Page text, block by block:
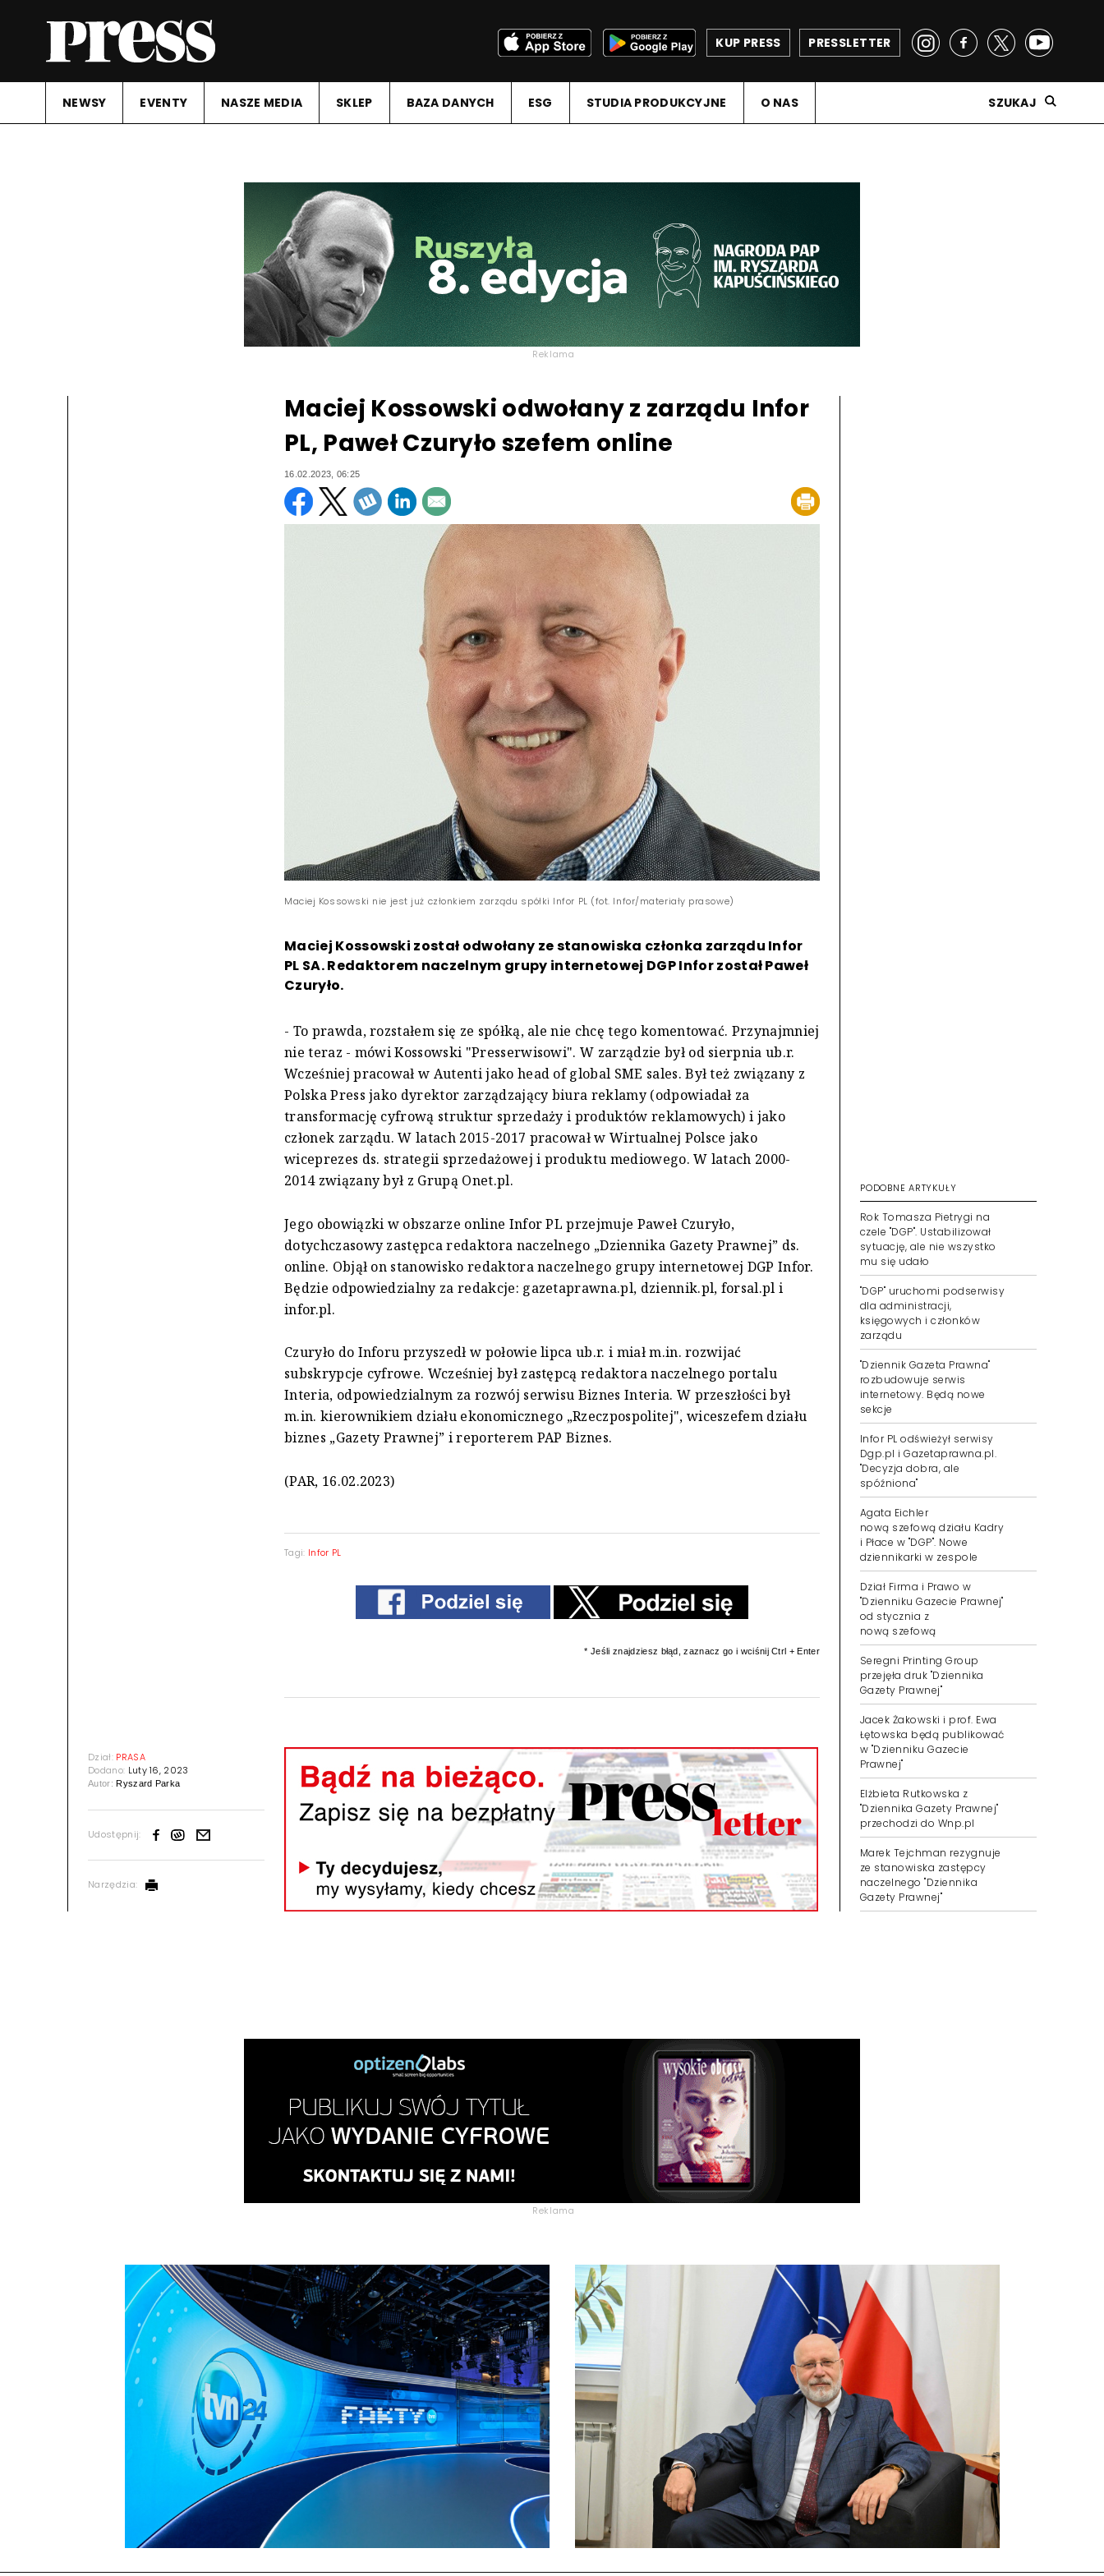
PRESSLETTER
KUP PRESS
NEWSY EVENTY NASZE MEDIA SKLEP BAZA DANYCH ESG STUDIA PRODUKCYJNE O NAS SZUKAJ
Reklama
Dział: PRASA
Dodano: Luty 16, 2023
Autor:Ryszard Parka
Udostępnij:
Narzędzia:
Maciej Kossowski odwołany z zarządu Infor
PL, Paweł Czuryło szefem online
16.02.2023, 06:25
Maciej Kossowski nie jest już członkiem zarządu spółki Infor PL (fot. Infor/materiały prasowe)
Maciej Kossowski został odwołany ze stanowiska członka zarządu Infor
PL SA. Redaktorem naczelnym grupy internetowej DGP Infor został Paweł
Czuryło.
- To prawda, rozstałem się ze spółką, ale nie chcę tego komentować. Przynajmniej
nie teraz - mówi Kossowski "Presserwisowi". W zarządzie był od sierpnia ub.r.
Wcześniej pracował w Autenti jako head of global SME sales. Był też związany z
Polska Press jako dyrektor zarządzający biura reklamy (odpowiadał za
transformację cyfrową struktur sprzedaży i produktów reklamowych) i jako
członek zarządu. W latach 2015-2017 pracował w Wirtualnej Polsce jako
wiceprezes ds. strategii sprzedażowej i produktu mediowego. W latach 2000-
2014 związany był z Grupą Onet.pl.
Jego obowiązki w obszarze online Infor PL przejmuje Paweł Czuryło,
dotychczasowy zastępca redaktora naczelnego „Dziennika Gazety Prawnej” ds.
online. Objął on stanowisko redaktora naczelnego grupy internetowej DGP Infor.
Będzie odpowiedzialny za redakcje: gazetaprawna.pl, dziennik.pl, forsal.pl i
infor.pl.
Czuryło do Inforu przyszedł w połowie lipca ub.r. i miał m.in. rozwijać
subskrypcje cyfrowe. Wcześniej był zastępcą redaktora naczelnego portalu
Interia, odpowiedzialnym za rozwój serwisu Biznes Interia. W przeszłości był
m.in. kierownikiem działu ekonomicznego „Rzeczpospolitej", wiceszefem działu
biznes „Gazety Prawnej” i reporterem PAP Biznes.
(PAR, 16.02.2023)
Tagi: Infor PL
* Jeśli znajdziesz błąd, zaznacz go i wciśnij Ctrl + Enter
PODOBNE ARTYKUŁY
Rok Tomasza Pietrygi na
czele "DGP". Ustabilizował
sytuację, ale nie wszystko
mu się udało
"DGP" uruchomi podserwisy
dla administracji,
księgowych i członków
zarządu
"Dziennik Gazeta Prawna"
rozbudowuje serwis
internetowy. Będą nowe
sekcje
Infor PL odświeżył serwisy
Dgp.pl i Gazetaprawna.pl.
"Decyzja dobra, ale
spóźniona"
Agata Eichler
nową szefową działu Kadry
i Płace w "DGP". Nowe
dziennikarki w zespole
Dział Firma i Prawo w
"Dzienniku Gazecie Prawnej"
od stycznia z
nową szefową
Seregni Printing Group
przejęła druk "Dziennika
Gazety Prawnej"
Jacek Żakowski i prof. Ewa
Łętowska będą publikować
w "Dzienniku Gazecie
Prawnej"
Elżbieta Rutkowska z
"Dziennika Gazety Prawnej"
przechodzi do Wnp.pl
Marek Tejchman rezygnuje
ze stanowiska zastępcy
naczelnego "Dziennika
Gazety Prawnej"
Reklama